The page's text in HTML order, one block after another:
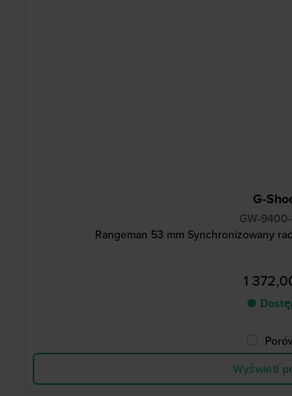
G-
GW-9400-
Rangeman 53 mm Synchronizowany
1
●
Wyświetl